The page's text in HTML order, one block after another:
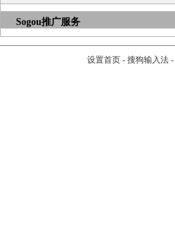
Sogou推广服务
设置首页- 搜狗输入法-